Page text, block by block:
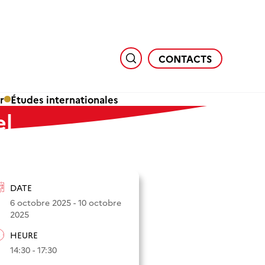
CONTACTS
Études internationales
DATE
6 octobre 2025 - 10 octobre
2025
HEURE
14:30 - 17:30